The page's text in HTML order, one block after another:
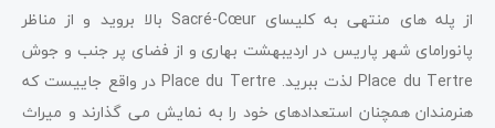
از پله های منتهی به کلیسای Sacré-Cœur بالا بروید و از مناظر
پانورامای شهر پاریس در اردیبهشت بهاری و از فضای پر جنب و جوش
Place du Tertre لذت ببرید. Place du Tertre در واقع جاییست که
هنرمندان همچنان استعدادهای خود را به نمایش می گذارند و میراث